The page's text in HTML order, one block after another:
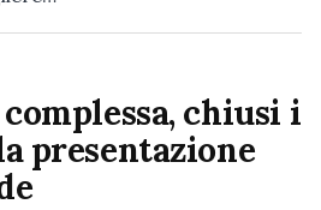
chiusi i
presentazione